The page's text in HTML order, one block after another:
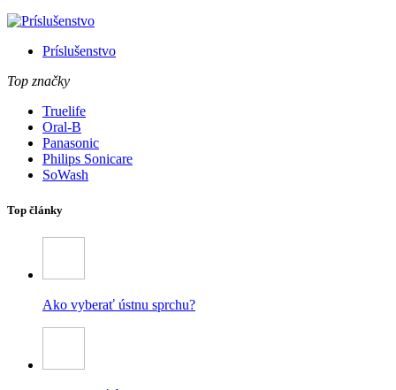
Príslušenstvo
Top značky
Truelife
Oral-B
Panasonic
Philips Sonicare
SoWash
Top články
Ako vyberať ústnu sprchu?